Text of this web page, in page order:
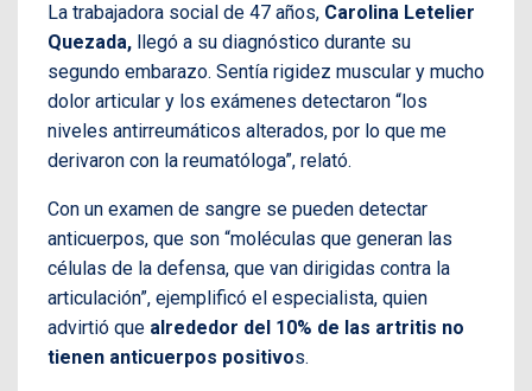
La trabajadora social de 47 años, Carolina Letelier
Quezada, llegó a su diagnóstico durante su
segundo embarazo. Sentía rigidez muscular y mucho
dolor articular y los exámenes detectaron “los
niveles antirreumáticos alterados, por lo que me
derivaron con la reumatóloga”, relató.
Con un examen de sangre se pueden detectar
anticuerpos, que son “moléculas que generan las
células de la defensa, que van dirigidas contra la
articulación”, ejemplificó el especialista, quien
advirtió que alrededor del 10% de las artritis no
tienen anticuerpos positivos.